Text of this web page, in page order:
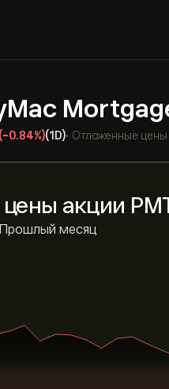
(-0.84%)(1D)• Отложенные цены
акции
Прошлый месяц